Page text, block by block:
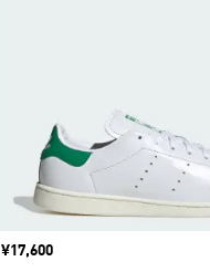
価格
¥17,600